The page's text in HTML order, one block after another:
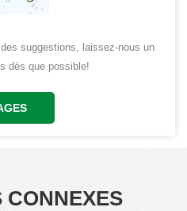
suggestions, laissez-nous un
dès que possible!
CONNEXES